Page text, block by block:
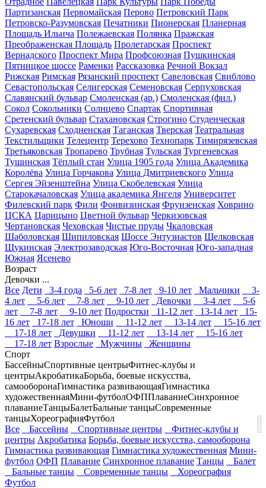
Партизанская Первомайская Перово Петровский Парк
Петровско-Разумовская Печатники Пионерская Планерная
Площадь Ильича Полежаевская Полянка Пражская
Преображенская Площадь Пролетарская Проспект
Вернадского Проспект Мира Профсоюзная Пушкинская
Пятницкое шоссе Раменки Рассказовка Речной Вокзал
Рижская Римская Рязанский проспект Савеловская Свиблово
Севастопольская Селигерская Семеновская Серпуховская
Славянский бульвар Смоленская (ар.) Смоленская (фил.)
Сокол Сокольники Солнцево Спартак Спортивная
Сретенский бульвар Стахановская Строгино Студенческая
Сухаревская Сходненская Таганская Тверская Театральная
Текстильщики Телецентр Терехово Технопарк Тимирязевская
Третьяковская Тропарево Трубная Тульская Тургеневская
Тушинская Тёплый стан Улица 1905 года Улица Академика
Королёва Улица Горчакова Улица Дмитриевского Улица
Сергея Эйзенштейна Улица Скобелевская Улица
Старокачаловская Улица академика Янгеля Университет
Филевский парк Фили Фонвизинская Фрунзенская Ховрино
ЦСКА Царицыно Цветной бульвар Черкизовская
Чертановская Чеховская Чистые пруды Чкаловская
Шаболовская Шипиловская Шоссе Энтузиастов Щелковская
Щукинская Электрозаводская Юго-Восточная Юго-западная
Южная Ясенево
Возраст
Девочки ...
Все Дети 3-4 года 5-6 лет 7-8 лет 9-10 лет Мальчики
3-
4 лет
5-6 лет 7-8 лет 9-10 лет Девочки 3-4 лет
5-6
лет
7-8 лет 9-10 лет Подростки 11-12 лет 13-14 лет
15-
16 лет
17-18 лет Юноши 11-12 лет 13-14 лет
15-16 лет
17-18 лет
Девушки 11-12 лет 13-14 лет
15-16 лет
17-18 лет Взрослые Мужчины
Женщины
Спорт
БассейныСпортивные центрыФитнес-клубы и
центрыАкробатикаБорьба, боевые искусства,
самооборонаГимнастика развивающаяГимнастика
художественнаяМини-футболОФППлаваниеСинхронное
плаваниеТанцыБалетБальные танцыСовременные
танцыХореографияФутбол
Все
Бассейны Спортивные центры
Фитнес-клубы и
центры Акробатика Борьба, боевые искусства, самооборона
Гимнастика развивающая Гимнастика художественная Мини-
футбол ОФП Плавание Синхронное плавание Танцы
Балет
Бальные танцы
Современные танцы
Хореография
Футбол